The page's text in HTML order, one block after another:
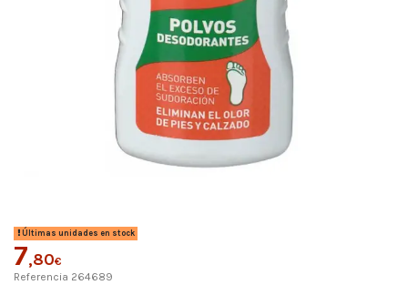
Últimas unidades en stock
7,80€
Referencia 264689